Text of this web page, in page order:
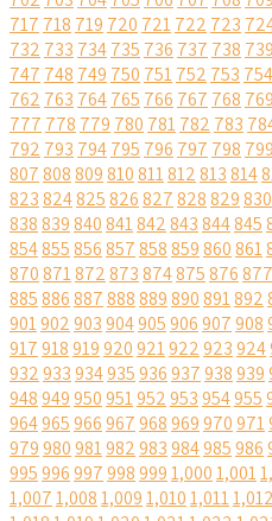
717 718 719 720 721722 723
732 733 734735 736 737 738 739
747 748 749 750 751752 753 754
762 763 764765 766 767 768 769
777 778 779 780 781782 783
792 793 794795 796 797 798 799
807808809810811812813814
823824825826827828829830
838839840841842843844845
854855856857858859860861
870871872873874875876877
885886887888889890891892
901902903904905906907908
917918919920921922923924
932933934935936937938939
948949950951952953954955
964965966967968969970971
979980981982983984985986
9959969979989991,0001,001
1,0071,0081,0091,0101,0111,012